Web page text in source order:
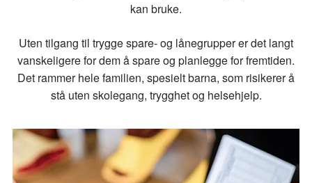
kan bruke.
Uten tilgang til trygge spare- og lånegrupper er det langt
vanskeligere for dem å spare og planlegge for fremtiden.
Det rammer hele familien, spesielt barna, som risikerer å
stå uten skolegang, trygghet og helsehjelp.